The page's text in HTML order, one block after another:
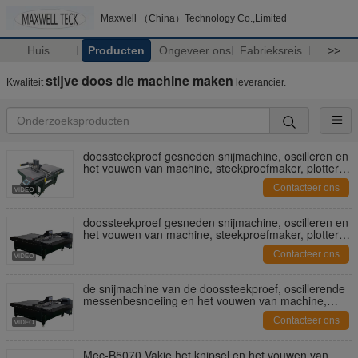
Maxwell （China）Technology Co.,Limited
Huis Producten Ongeveer ons Fabrieksreis >>
Kwaliteit stijve doos die machine maken leverancier.
doossteekproef gesneden snijmachine, oscilleren en
het vouwen van machine, steekproefmaker, plotter,
Contacteer ons
doossteekproef gesneden snijmachine, oscilleren en
het vouwen van machine, steekproefmaker, plotter,
Contacteer ons
de snijmachine van de doossteekproef, oscillerende
messenbesnoeiing en het vouwen van machine,
digitale snijder, plotter, matrijzenbesnoeiing,Contacteer ons
Mec-B5070 Vakje het knipsel en het vouwen van